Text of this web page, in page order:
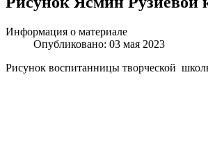
Информация о материале
Опубликовано: 03 мая 2023
Рисунок воспитанницы творческой